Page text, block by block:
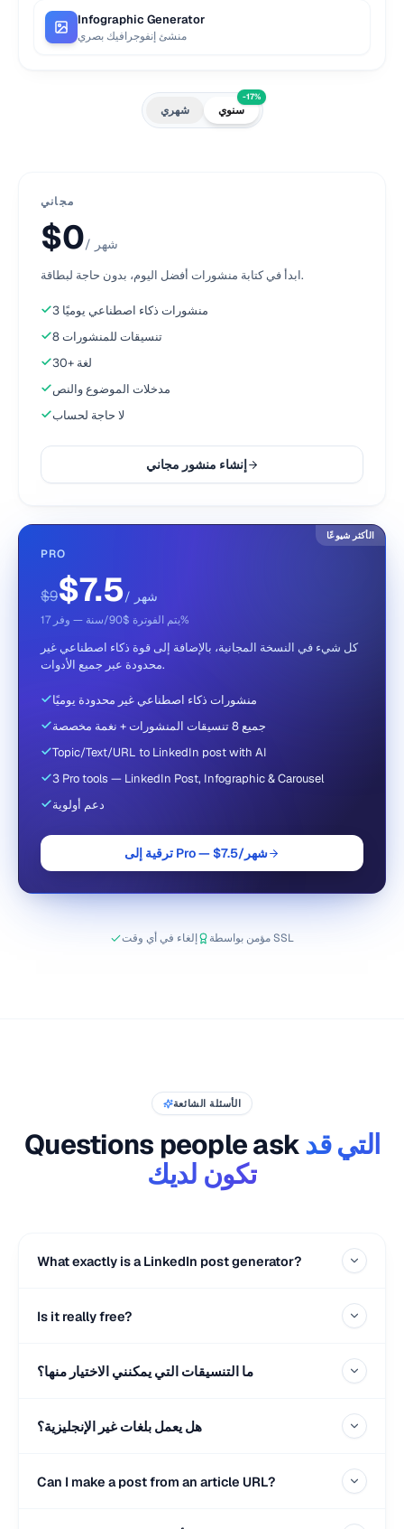
Infographic Generator
منشئ إنفوجرافيك بصري
شهري سنوي
-17%
مجاني
$0 / شهر
ابدأ في كتابة منشورات أفضل اليوم، بدون حاجة لبطاقة.
3 منشورات ذكاء اصطناعي يوميًا
8 تنسيقات للمنشورات
30+ لغة
مدخلات الموضوع والنص
لا حاجة لحساب
إنشاء منشور مجاني
الأكثر شيوعًا
PRO
$9$7.5 / شهر
يتم الفوترة $90/سنة — وفر 17%
كل شيء في النسخة المجانية، بالإضافة إلى قوة ذكاء اصطناعي غير
محدودة عبر جميع الأدوات.
منشورات ذكاء اصطناعي غير محدودة يوميًا
جميع 8 تنسيقات المنشورات + نغمة مخصصة
Topic/Text/URL to LinkedIn post with AI
3 Pro tools — LinkedIn Post, Infographic & Carousel
دعم أولوية
ترقية إلى Pro — $7.5/شهر
إلغاء في أي وقت مؤمن بواسطة SSL
الأسئلة الشائعة
Questions people askالتي قد
تكون لديك
What exactly is a LinkedIn post generator?
Is it really free?
ما التنسيقات التي يمكنني الاختيار منها؟
هل يعمل بلغات غير الإنجليزية؟
Can I make a post from an article URL?